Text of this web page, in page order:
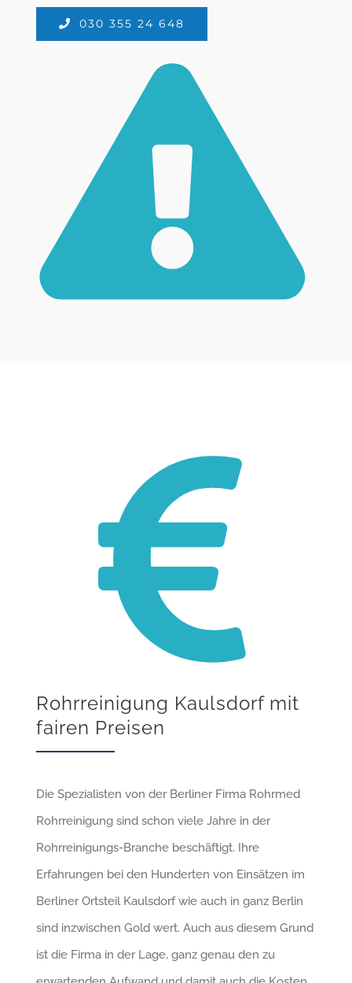
030 355 24 648
Rohrreinigung Kaulsdorf mit
fairen Preisen
Die Spezialisten von der Berliner Firma Rohrmed
Rohrreinigung sind schon viele Jahre in der
Rohrreinigungs-Branche beschäftigt. Ihre
Erfahrungen bei den Hunderten von Einsätzen im
Berliner Ortsteil Kaulsdorf wie auch in ganz Berlin
sind inzwischen Gold wert. Auch aus diesem Grund
ist die Firma in der Lage, ganz genau den zu